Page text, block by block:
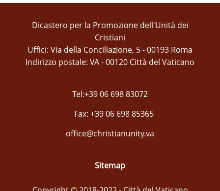
Dicastero per la Promozione dell'Unità dei
Cristiani
Uffici: Via della Conciliazione, 5 - 00193 Roma
Indirizzo postale: VA - 00120 Città del Vaticano
Tel:+39 06 698 83072
Fax: +39 06 698 85365
office@christianunity.va
Sitemap